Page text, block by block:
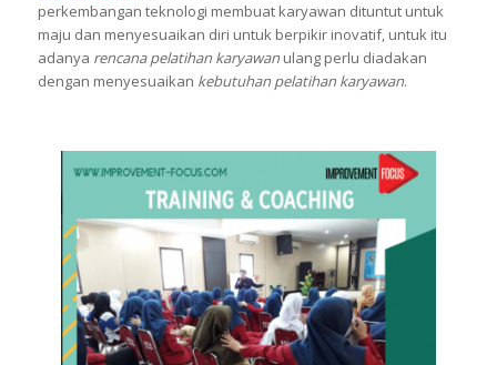
perkembangan teknologi membuat karyawan dituntut untuk
maju dan menyesuaikan diri untuk berpikir inovatif, untuk itu
adanya rencana pelatihan karyawanulang perlu diadakan
dengan menyesuaikan kebutuhan pelatihan karyawan.